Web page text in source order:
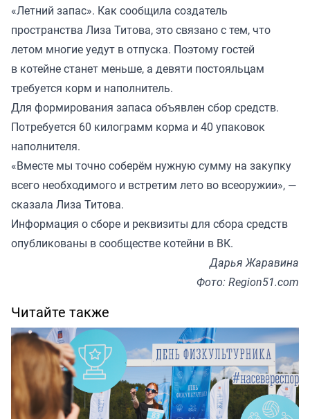
«Летний запас». Как сообщила создатель
пространства Лиза Титова, это связано с тем, что
летом многие уедут в отпуска. Поэтому гостей
в котейне станет меньше, а девяти постояльцам
требуется корм и наполнитель.
Для формирования запаса объявлен сбор средств.
Потребуется 60 килограмм корма и 40 упаковок
наполнителя.
«Вместе мы точно соберём нужную сумму на закупку
всего необходимого и встретим лето во всеоружии», —
сказала Лиза Титова.
Информация о сборе и реквизиты для сбора средств
опубликованы в сообществе котейни в ВК.
Дарья Жаравина
Фото: Region51.com
Читайте также